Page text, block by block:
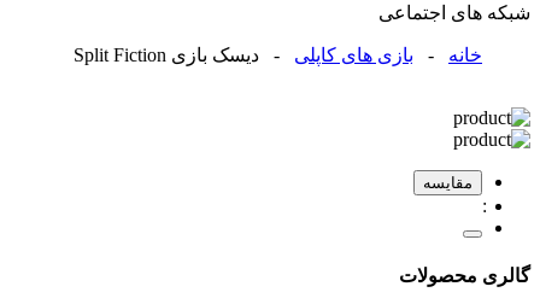
شبکه های اجتماعی
خانه - بازی های کاپلی - دیسک بازی Split Fiction
مقایسه
گالری محصولات